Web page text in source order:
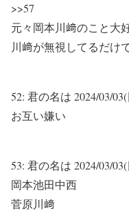
>>57
元々岡本川﨑のこと大
川﨑が無視してるだけ
52: 君の名は 2024/03/
お互い嫌い
53: 君の名は 2024/03/
岡本池田中西
菅原川﨑